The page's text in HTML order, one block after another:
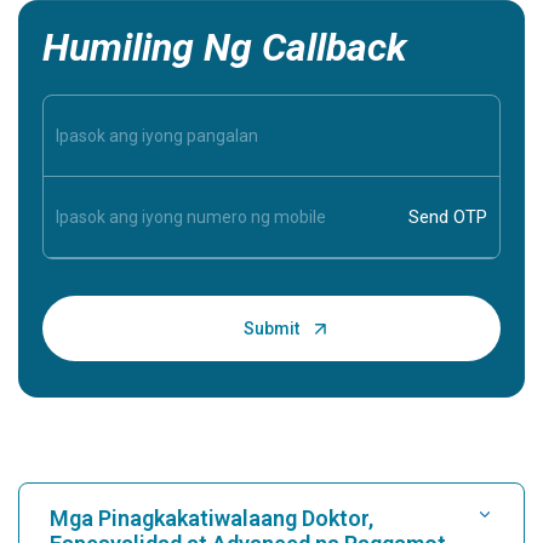
Humiling Ng Callback
Mga Pinagkakatiwalaang Doktor,